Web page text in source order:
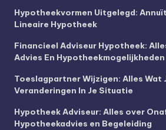
Hypotheekvormen Uitgelegd:
Lineaire Hypotheek
Financieel Adviseur Hypotheek:
Advies En Hypotheekmogelijkheden
Toeslagpartner Wijzigen: Alles Wat
Veranderingen In Je Situatie
Hypotheek Adviseur: Alles over
Hypotheekadvies en Begeleiding